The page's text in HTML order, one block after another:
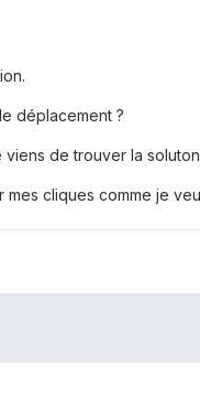
déplacement ?
de trouver la
cliques comme je